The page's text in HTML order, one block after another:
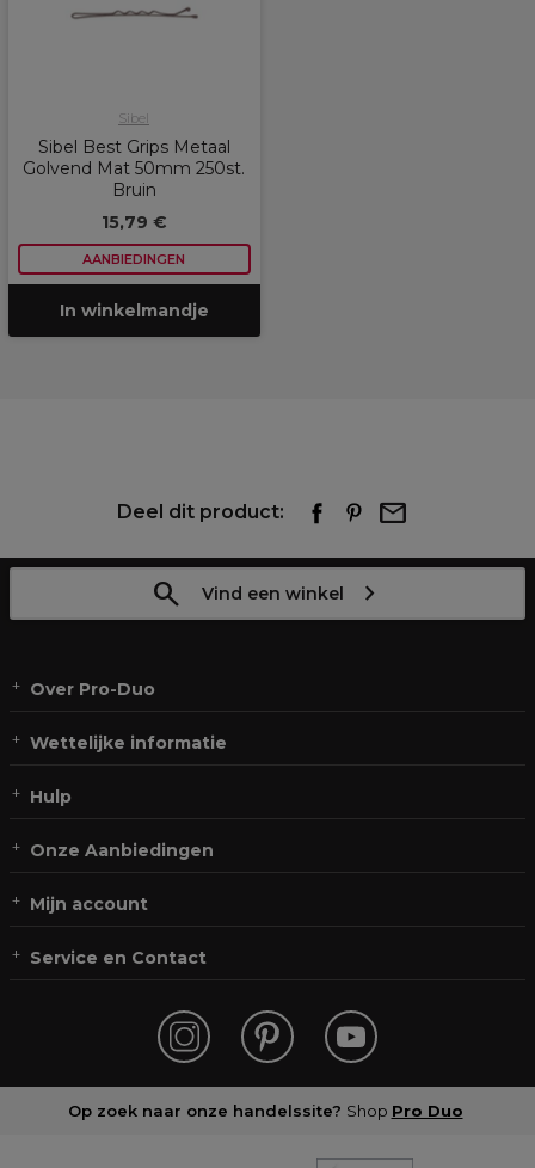
Sibel
Sibel Best Grips Metaal
Golvend Mat 50mm 250st.
Bruin
15,79 €
AANBIEDINGEN
In winkelmandje
Deel dit product:
Vind een winkel
Over Pro-Duo
Wettelijke informatie
Hulp
Onze Aanbiedingen
Mijn account
Service en Contact
Op zoek naar onze handelssite? Shop Pro Duo